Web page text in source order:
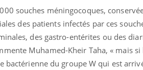
souches méningocoques,
des patients infectés par ces
des gastro-entérites ou des
Muhamed-Kheir Taha, « mais
bactérienne du groupe W qui est